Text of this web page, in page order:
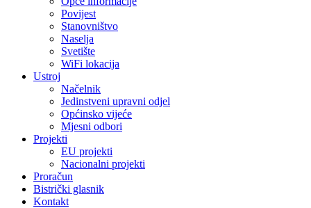
Povijest
Stanovništvo
Naselja
Svetište
WiFi lokacija
Ustroj
Načelnik
Jedinstveni upravni odjel
Općinsko vijeće
Mjesni odbori
Projekti
EU projekti
Nacionalni projekti
Proračun
Bistrički glasnik
Kontakt